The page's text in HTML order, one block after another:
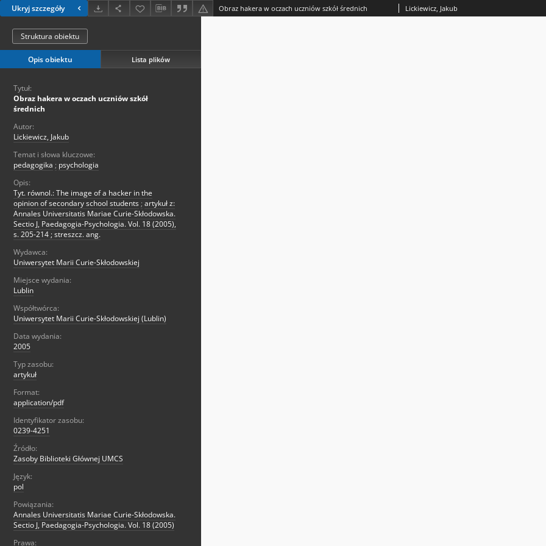
Ukryj szczegóły Obraz hakera w oczach uczniów szkół średnich Lickiewicz, Jakub
Struktura obiektu
Opis obiektu Lista plików
Tytuł:
Obraz hakera w oczach uczniów szkół
średnich
Autor:
Lickiewicz, Jakub
Temat i słowa kluczowe:
pedagogika ; psychologia
Opis:
Tyt. równol.: The image of a hacker in the
opinion of secondary school students ; artykuł z:
Annales Universitatis Mariae Curie-Skłodowska.
Sectio J, Paedagogia-Psychologia. Vol. 18 (2005),
s. 205-214 ; streszcz. ang.
Wydawca:
Uniwersytet Marii Curie-Skłodowskiej
Miejsce wydania:
Lublin
Współtwórca:
Uniwersytet Marii Curie-Skłodowskiej (Lublin)
Data wydania:
2005
Typ zasobu:
artykuł
Format:
application/pdf
Identyfikator zasobu:
0239-4251
Źródło:
Zasoby Biblioteki Głównej UMCS
Język:
pol
Powiązania:
Annales Universitatis Mariae Curie-Skłodowska.
Sectio J, Paedagogia-Psychologia. Vol. 18 (2005)
Prawa: